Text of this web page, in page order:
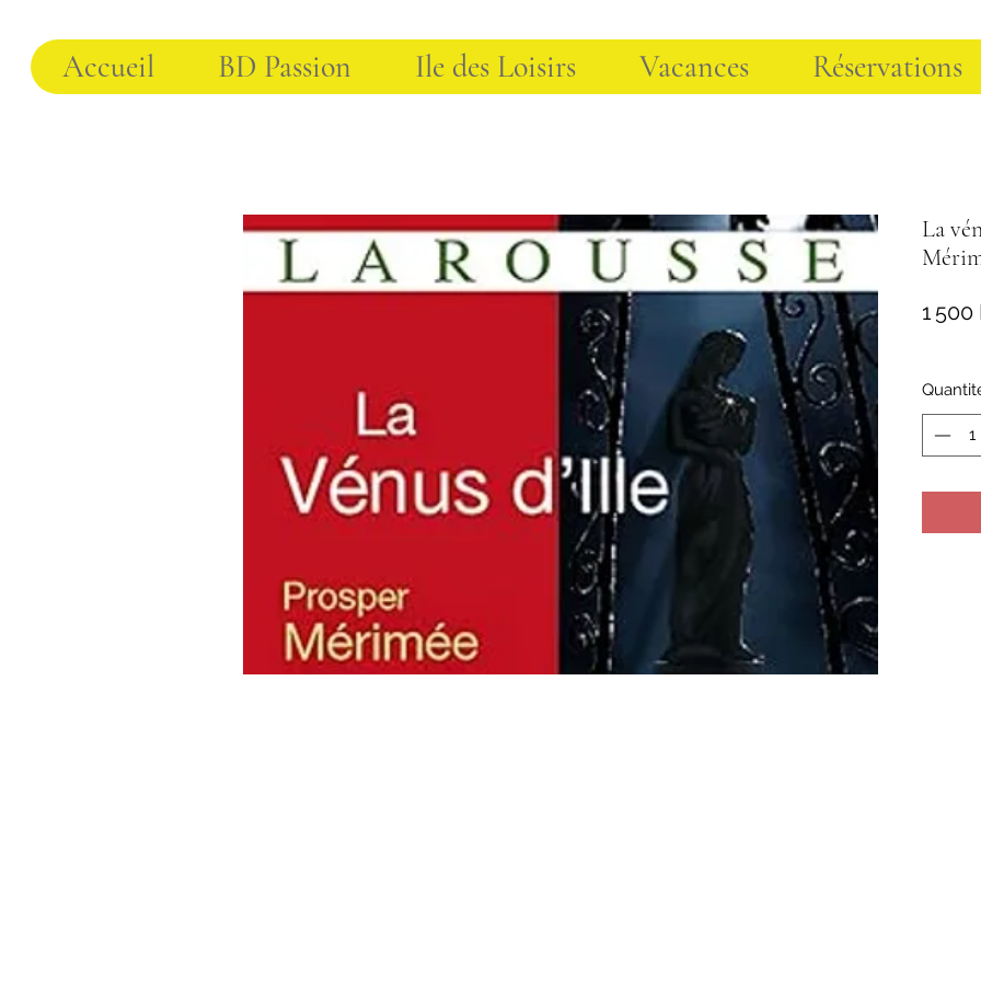
Accueil BD Passion Ile des Loisirs Vacances Réservations
La
1 500